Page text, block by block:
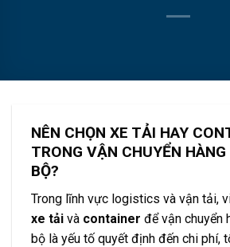
NÊN CHỌN XE TẢI HAY
TRONG VẬN CHUYỂN
BỘ?
Trong lĩnh vực logistics và vận tải,
xe tải và container để vận chuyển
bộ là yếu tố quyết định đến chi phí,